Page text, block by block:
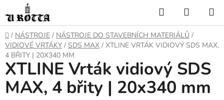
na
obsah
Hledat
KOŠÍK
DOMŮ
/ NÁSTROJE / NÁSTROJE DO STAVEBNÍCH MATERIÁLŮ /
VIDIOVÉ VRTÁKY / SDS MAX / XTLINE VRTÁK VIDIOVÝ SDS MAX,
4 BŘITY | 20X340 MM
XTLINE Vrták vidiový SDS
MAX, 4 břity | 20x340 mm